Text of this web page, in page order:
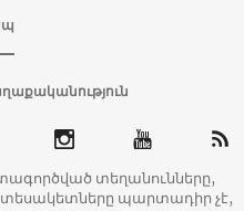
տեղանունները,
պարտադիր չէ,